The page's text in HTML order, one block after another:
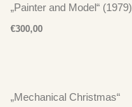
„Painter and Model“ (1979)
€300,00
„Mechanical Christmas“